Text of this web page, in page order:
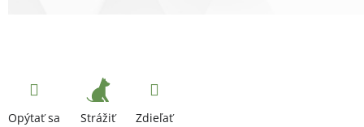
Opýtať sa Strážiť Zdieľať